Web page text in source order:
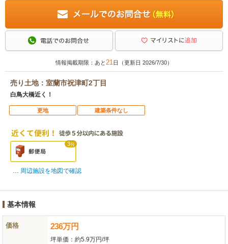
情報掲載期限：あと21日（更新日 2026/7/30）
売り土地：室蘭市祝津町2丁目
白鳥大橋近く！
更地 建築条件なし
3分
周辺施設を地図で確認
基本情報
価格 236万円
坪単価： 約5.9万円/坪